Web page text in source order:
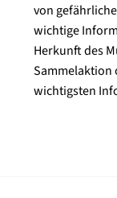
von
wichtige
Herkunft des
Sammelaktion
wichtigsten